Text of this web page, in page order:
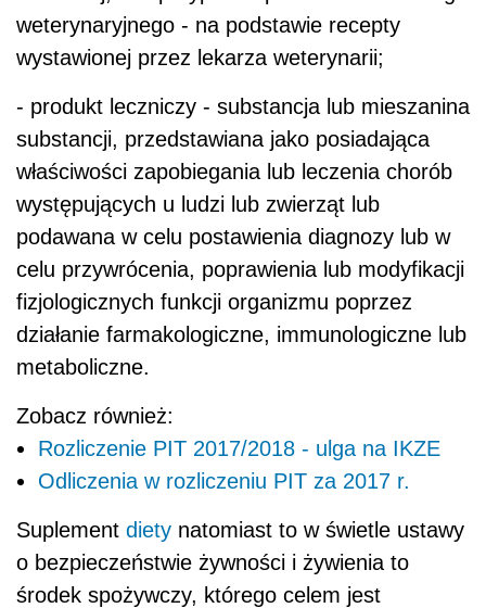
weterynaryjnego - na podstawie recepty
wystawionej przez lekarza weterynarii;
- produkt leczniczy - substancja lub mieszanina
substancji, przedstawiana jako posiadająca
właściwości zapobiegania lub leczenia chorób
występujących u ludzi lub zwierząt lub
podawana w celu postawienia diagnozy lub w
celu przywrócenia, poprawienia lub modyfikacji
fizjologicznych funkcji organizmu poprzez
działanie farmakologiczne, immunologiczne lub
metaboliczne.
Zobacz również:
Rozliczenie PIT 2017/2018 - ulga na IKZE
Odliczenia w rozliczeniu PIT za 2017 r.
Suplement diety natomiast to w świetle ustawy
o bezpieczeństwie żywności i żywienia to
środek spożywczy, którego celem jest